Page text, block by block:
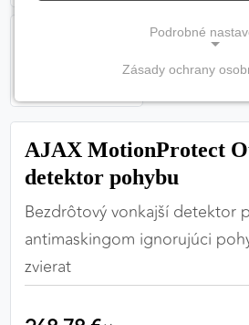
AJAX MotionProtect
detektor pohybu
Bezdrôtový vonkajší detektor
antimaskingom ignorujúci
zvierat
Podrobné
Tieto cookies sú potrebné na
webovej stránky a bez nich by
zabezpečiť jej plnú funkčnosť.
Nevyhnutné cookies
PREFERENČNÉ
Zásady ochrany